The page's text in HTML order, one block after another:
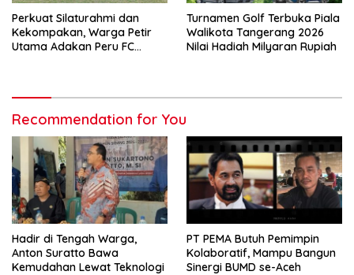
Perkuat Silaturahmi dan
Kekompakan, Warga Petir
Utama Adakan Peru FC
Turnamen Golf Terbuka Piala
Walikota Tangerang 2026
Nilai Hadiah Milyaran Rupiah
Recommendation for You
Hadir di Tengah Warga,
Anton Suratto Bawa
Kemudahan Lewat Teknologi
PT PEMA Butuh Pemimpin
Kolaboratif, Mampu Bangun
Sinergi BUMD se-Aceh